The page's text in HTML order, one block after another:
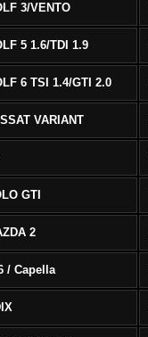
3/VENTO
5 1.6/TDI 1.9
6 TSI 1.4/GTI 2.0
VARIANT
GTI
2
/ Capella